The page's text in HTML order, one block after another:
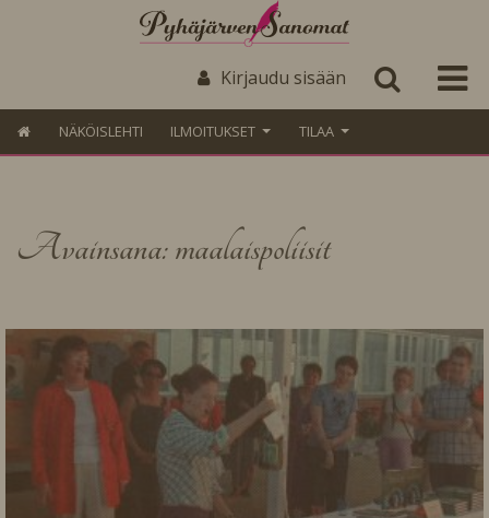
Kirjaudu sisään
NÄKÖISLEHTI ILMOITUKSET TILAA
Avainsana: maalaispoliisit